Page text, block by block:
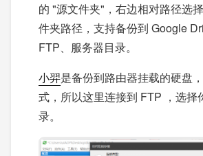
的 "源文件夹"，右边相对路径选
件夹路径，支持备份到 Google
FTP、服务器目录。
小羿是备份到路由器挂载的硬盘
式，所以这里连接到 FTP ，选择
录。